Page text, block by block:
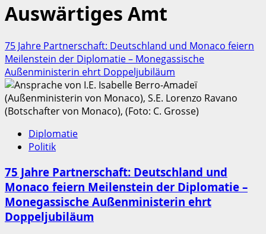
Auswärtiges Amt
75 Jahre Partnerschaft: Deutschland und Monaco feiern
Meilenstein der Diplomatie – Monegassische
Außenministerin ehrt Doppeljubiläum
Diplomatie
Politik
75 Jahre Partnerschaft: Deutschland und
Monaco feiern Meilenstein der Diplomatie –
Monegassische Außenministerin ehrt
Doppeljubiläum